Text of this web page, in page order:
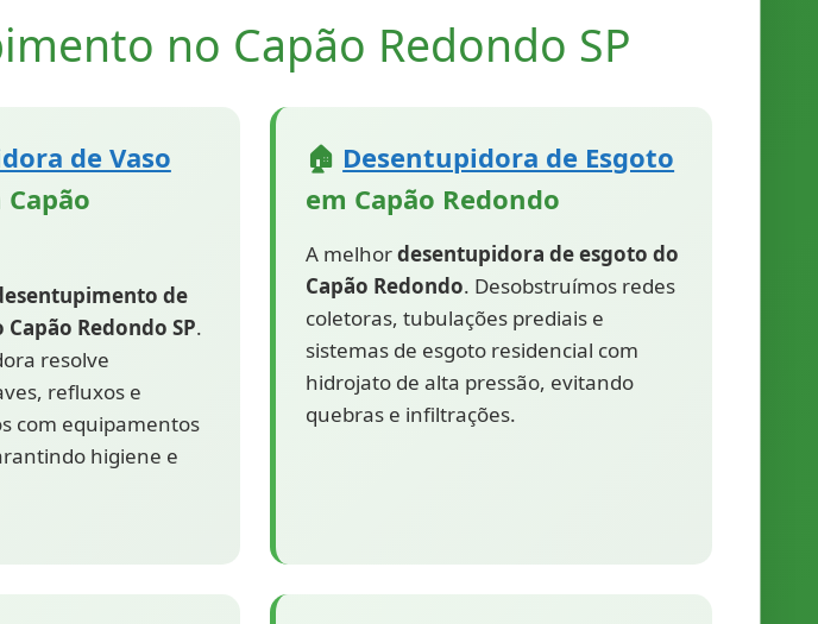
no Capão Redondo SP
de Vaso
Capão
de
Redondo SP.
resolve
refluxos e
com equipamentos
higiene e
🏠 Desentupidora de Esgoto
em Capão Redondo
A melhordesentupidora de esgoto do
Capão Redondo. Desobstruímos redes
coletoras, tubulações prediais e
sistemas de esgoto residencial com
hidrojato de alta pressão, evitando
quebras e infiltrações.